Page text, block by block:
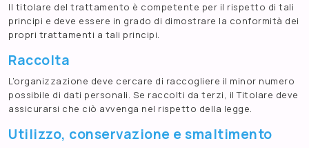
Il titolare del trattamento è competente per il rispetto di tali
principi e deve essere in grado di dimostrare la conformità dei
propri trattamenti a tali principi.
Raccolta
L’organizzazione deve cercare di raccogliere il minor numero
possibile di dati personali. Se raccolti da terzi, il Titolare deve
assicurarsi che ciò avvenga nel rispetto della legge.
Utilizzo, conservazione e smaltimento